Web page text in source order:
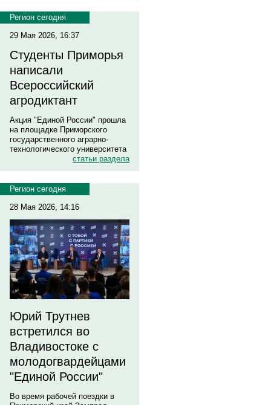
Регион сегодня
29 Мая 2026, 16:37
Студенты Приморья
написали
Всероссийский
агродиктант
Акция "Единой России" прошла
на площадке Приморского
государственного аграрно-
технологического университета
статьи раздела
Регион сегодня
28 Мая 2026, 14:16
Юрий Трутнев
встретился во
Владивостоке с
молодогвардейцами
"Единой России"
Во время рабочей поездки в